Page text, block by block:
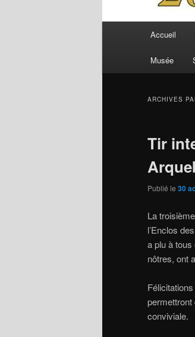
Accueil
Musée
ARCHIVES
Tir
Publié le 30
La
l’Enclos
a plu à
nôtres, ont
permettront
conviviale.